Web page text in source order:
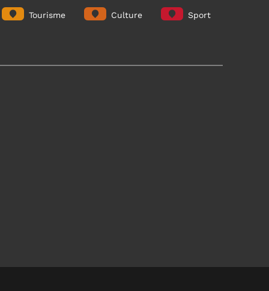
Tourisme Culture Sport